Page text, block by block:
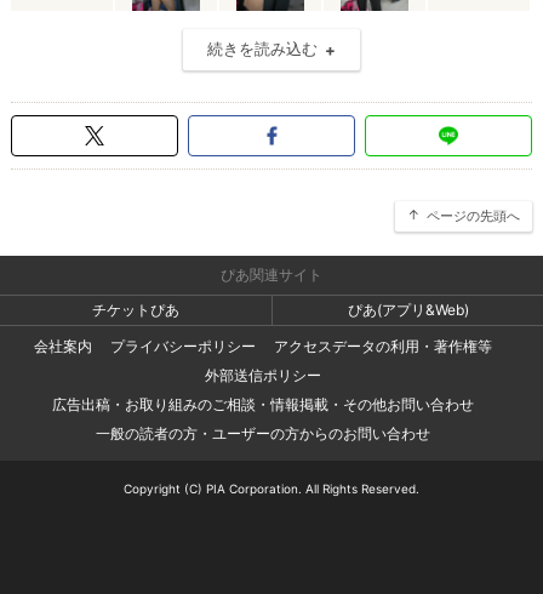
続きを読み込む
ページの先頭へ
ぴあ関連サイト
チケットぴあ
ぴあ(アプリ&Web)
会社案内
プライバシーポリシー
アクセスデータの利用・著作権等
外部送信ポリシー
広告出稿・お取り組みのご相談・情報掲載・その他お問い合わせ
一般の読者の方・ユーザーの方からのお問い合わせ
Copyright (C) PIA Corporation. All Rights Reserved.